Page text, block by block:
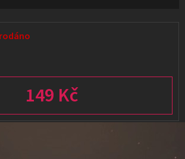
149 Kč
Měrná cena: